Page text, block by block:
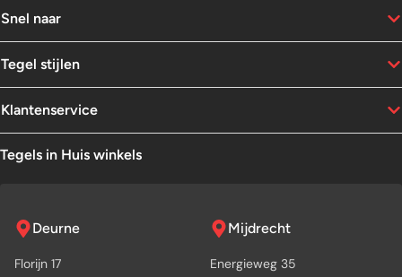
Snel naar
Tegel stijlen
Klantenservice
Tegels in Huis winkels
Deurne
Florijn 17
Mijdrecht
Energieweg 35